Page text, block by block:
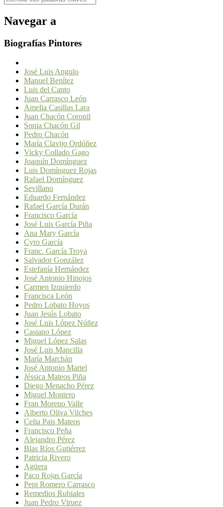
Navegar a
Biografías Pintores
José Luis Angulo
Manuel Benítez
Luis del Canto
Juan Carrasco León
Amelia Casillas Lara
Juan Chacón Coronil
Sonia Chacón Gil
Pedro Chacón
María Clavijo Ordóñez
Vicky Collado Gago
Joaquín Domínguez
Luis Domínguez Rojas
Rafael Domínguez
Sevillano
Eduardo Fernández
Rafael García Durán
Francisco García
José Luis García Piña
Ana Mary García
Cyro García
Franc. García Troya
Salvador González
Estefanía Hernández
José Antonio Hinojos
Carmen Izquierdo
Francisca León
Pedro Lobato Hoyos
Juan Jesús Lobato
José Luis López Núñez
Casiano López
Miguel López Salas
José Luis Mancilla
María Marchán
José Antonio Martel
Jéssica Mateos Piña
Diego Menacho Pérez
Miguel Montero
Fran Moreno Valle
Alberto Oliva Vilches
Celia Pais Mateos
Francisco Peña
Alejandro Pérez
Blas Ríos Gutiérrez
Patricia Rivero
Agüera
Paco Rojas García
Pepi Romero Carrasco
Remedios Rubiales
Juan Pedro Viruez